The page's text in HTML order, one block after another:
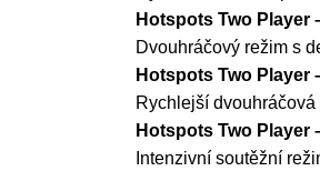
Hotspots Two Player
Dvouhráčový režim s
Hotspots Two Player
Rychlejší
Hotspots Two Player
Intenzivní soutěžní